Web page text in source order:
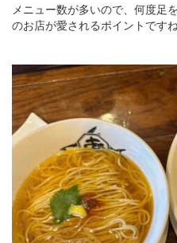
メニュー数が多いので、何度足
のお店が愛されるポイントですね